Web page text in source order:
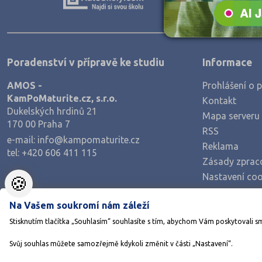
Zemědělské a ekologické
Poradenství v přípravě ke studiu
AMOS -
KamPoMaturite.cz, s.r.o.
Dukelských hrdinů 21
170 00 Praha 7
e-mail: info@kampomaturite.cz
tel: +420 606 411 115
Informace
Prohlášení o
Kontakt
Mapa serveru
RSS
Reklama
Zásady
Nastavení
🍪
Na Vašem soukromí nám záleží
Stisknutím tlačítka „Souhlasím“ souhlasíte s tím, abychom Vám poskytovali
Svůj souhlas můžete samozřejmě kdykoli změnit v části „Nastavení“.